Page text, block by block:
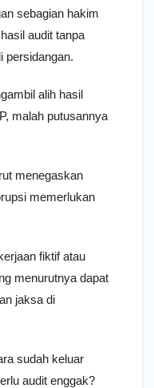
sebagian hakim
audit tanpa
persidangan.
alih hasil
malah putusannya
menegaskan
memerlukan
fiktif atau
menurutnya dapat
jaksa di
sudah keluar
audit enggak?